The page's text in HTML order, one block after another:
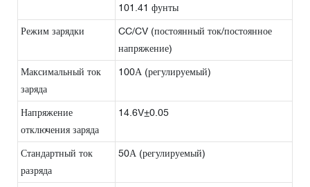
101.41 фунты
Режим зарядки
CC/CV (постоянный ток/постоянное
напряжение)
Максимальный ток
заряда
100А (регулируемый)
Напряжение
отключения заряда
14.6V±0.05
Стандартный ток
разряда
50А (регулируемый)